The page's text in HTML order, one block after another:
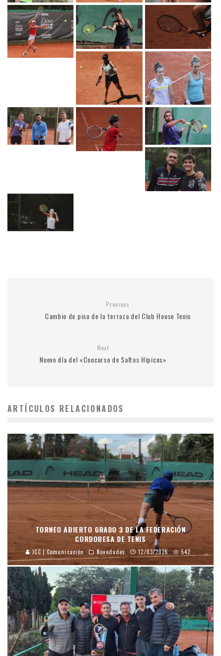
Previous
Cambio de piso de la terraza del Club House Tenis
Next
Nuevo día del «Concurso de Saltos Hípicos»
ARTÍCULOS RELACIONADOS
TORNEO ABIERTO GRADO 3 DE LA FEDERACIÓN
CORDOBESA DE TENIS
JCC | Comunicación Novedades 12/03/2026 542